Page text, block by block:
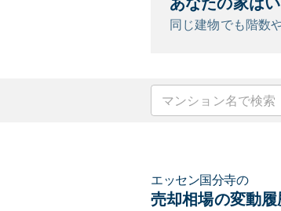
同じ建物でも階数
エッセン国分寺の
売却相場の変動履